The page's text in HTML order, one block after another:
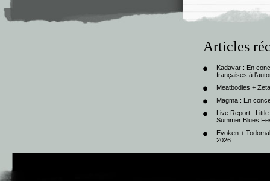
Articles
Kadavar : En
françaises à
Meatbodies +
Magma : En
Live Report :
Summer Blues
Evoken +
2026